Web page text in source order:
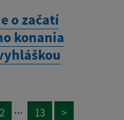
o začatí
konania
2 ... 13 >